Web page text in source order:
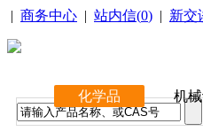
| 商务中心 | 站内信(0) | 新交
化学品 机